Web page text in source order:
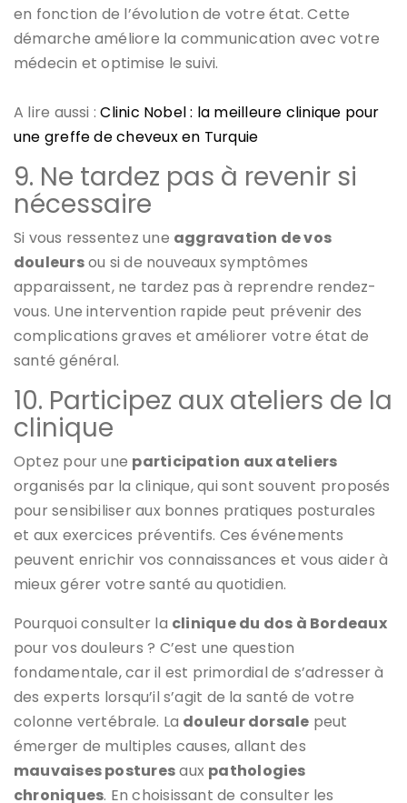
en fonction de l’évolution de votre état. Cette
démarche améliore la communication avec votre
médecin et optimise le suivi.
A lire aussi :Clinic Nobel : la meilleure clinique pour
une greffe de cheveux en Turquie
9. Ne tardez pas à revenir si
nécessaire
Si vous ressentez une aggravation de vos
douleursou si de nouveaux symptômes
apparaissent, ne tardez pas à reprendre rendez-
vous. Une intervention rapide peut prévenir des
complications graves et améliorer votre état de
santé général.
10. Participez aux ateliers de la
clinique
Optez pour une participation aux ateliers
organisés par la clinique, qui sont souvent proposés
pour sensibiliser aux bonnes pratiques posturales
et aux exercices préventifs. Ces événements
peuvent enrichir vos connaissances et vous aider à
mieux gérer votre santé au quotidien.
Pourquoi consulter la clinique du dos à Bordeaux
pour vos douleurs ? C’est une question
fondamentale, car il est primordial de s’adresser à
des experts lorsqu’il s’agit de la santé de votre
colonne vertébrale. La douleur dorsale peut
émerger de multiples causes, allant des
mauvaises posturesaux pathologies
chroniques. En choisissant de consulter les